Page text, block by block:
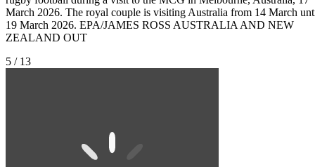
March 2026. The royal couple is visiting Australia from 14 March
19 March 2026. EPA/JAMES ROSS AUSTRALIA AND NEW
ZEALAND OUT
5 / 13